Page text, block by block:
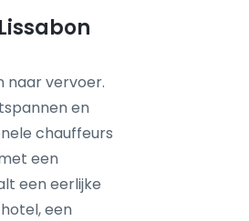
naar vervoer.
en
chauffeurs
een
een eerlijke
een